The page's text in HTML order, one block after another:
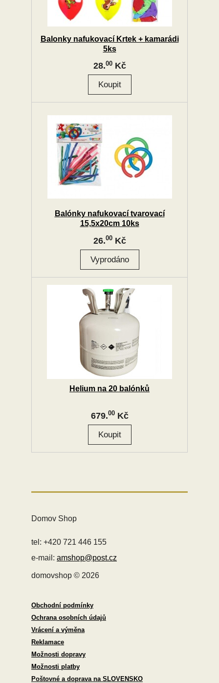
Balonky nafukovací Krtek + kamarádi
5ks
28.00Kč
Balónky nafukovací tvarovací
15,5x20cm 10ks
26.00Kč
Helium na 20 balónků
679.00Kč
Domov Shop
tel: +420 721 446 155
e-mail: amshop@post.cz
domovshop © 2026
Obchodní podmínky
Ochrana osobních údajů
Vrácení a výměna
Reklamace
Možnosti dopravy
Možnosti platby
Poštovné a doprava na SLOVENSKO